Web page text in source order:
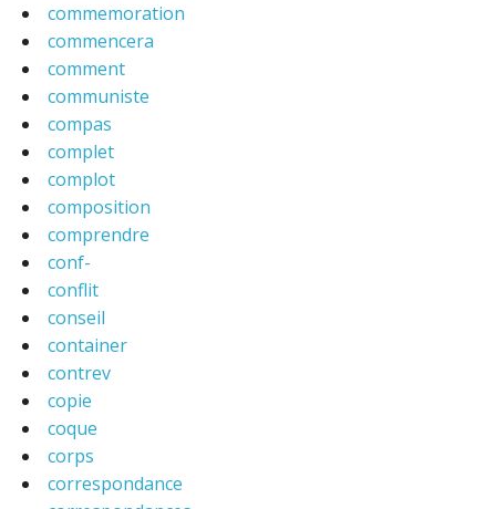
commemoration
commencera
comment
communiste
compas
complet
complot
composition
comprendre
conf-
conflit
conseil
container
contrev
copie
coque
corps
correspondance